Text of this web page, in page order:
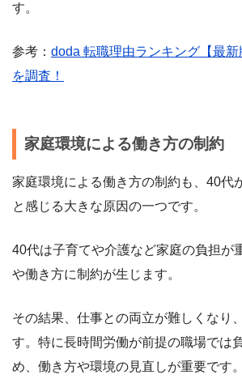
す。
参考： doda 転職理由ランキング【最
を調査！
家庭環境による働き方の制約
家庭環境による働き方の制約も、40代
と感じる大きな原因の一つです。
40代は子育てや介護など家庭の負担が
や働き方に制約が生じます。
その結果、仕事との両立が難しくなり
す。特に長時間労働が前提の職場では
め、働き方や環境の見直しが重要です。